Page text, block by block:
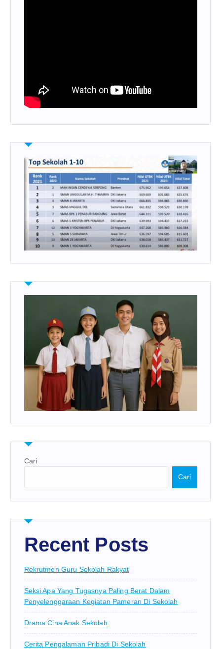
Cari
Cari
Recent Posts
Rekrutmen Guru Sekolah Rakyat
Seksi Apa Yang Tugasnya Paling Berat Dalam
Penyelenggaraan Kegiatan Pameran Di Sekolah
Drama Cina Anak Sekolah
Cerita Pengalaman Pribadi Di Sekolah